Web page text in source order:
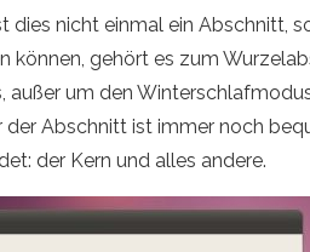
nicht einmal ein Abschnitt,
können, gehört es zum
um den
Abschnitt ist immer noch
der Kern und alles andere.